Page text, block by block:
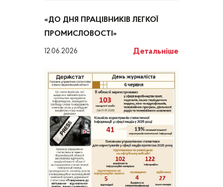
«ДО ДНЯ ПРАЦІВНИКІВ ЛЕГКОЇ
ПРОМИСЛОВОСТІ»
12.06.2026 Детальніше